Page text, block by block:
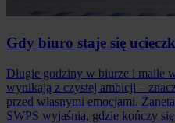
Gdy biuro staje się
Długie godziny w biurze i maile
wynikają z czystej ambicji –
przed własnymi emocjami.
SWPS wyjaśnia, gdzie kończy